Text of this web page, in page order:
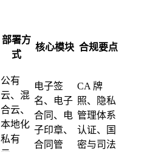
部署方
式
核心模块 合规要点
公有
云、混
合云、
本地化
私有
电子签
名、电子
合同、电
子印章、
合同管
CA 牌
照、隐私
管理体系
认证、国
密与司法